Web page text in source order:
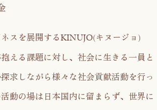
スを展開するKINUJO(キヌージョ)
える課題に対し、社会に生きる一員と
求しながら様々な社会貢献活動を行っ
活動の場は日本国内に留まらず、世界に